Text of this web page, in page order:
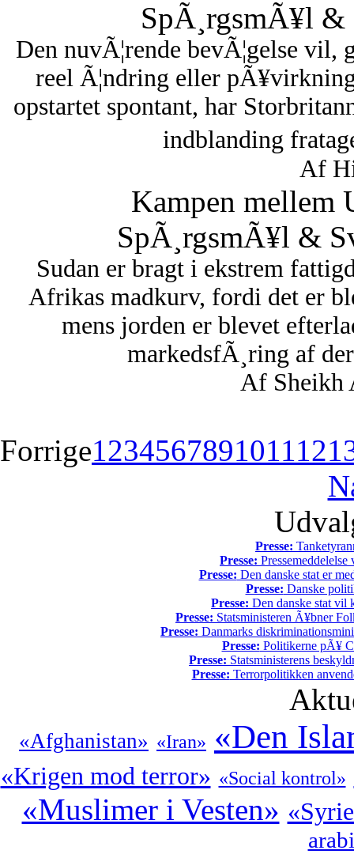
SpÃ¸rgsmÃ¥l
Den nuvÃ¦rende bevÃ¦gelse vil,
reel Ã¦ndring eller
opstartet spontant, har
indblanding
Af
Kampen mellem
SpÃ¸rgsmÃ¥l &
Sudan er bragt i ekstrem
Afrikas madkurv, fordi det er
mens jorden er blevet
markedsfÃ¸ring af
Af Sheikh
Forrige123456789101112
Presse:
Presse:
Presse: Den danske stat er
Presse: Danske
Presse: Den danske stat vil
Presse: Statsministeren Ã¥bner
Presse: Danmarks
Presse: Politikerne pÃ¥
Presse: Statsministerens
Presse: Terrorpolitikken
«Afghanistan» «Iran» «Den
«Krigen mod terror» «Social kontrol»
«Muslimer i Vesten»